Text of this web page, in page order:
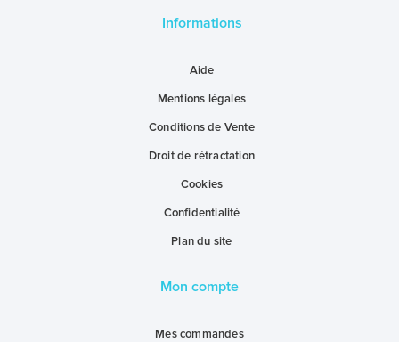
Informations
Aide
Mentions légales
Conditions de Vente
Droit de rétractation
Cookies
Confidentialité
Plan du site
Mon compte
Mes commandes